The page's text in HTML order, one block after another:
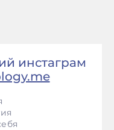
инстаграм